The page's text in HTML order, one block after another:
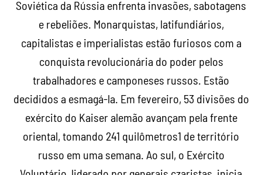
Soviética da Rússia enfrenta invasões, sabotagens
e rebeliões. Monarquistas, latifundiários,
capitalistas e imperialistas estão furiosos com a
conquista revolucionária do poder pelos
trabalhadores e camponeses russos. Estão
decididos a esmagá-la. Em fevereiro, 53 divisões do
exército do Kaiser alemão avançam pela frente
oriental, tomando 241 quilômetros1 de território
russo em uma semana. Ao sul, o Exército